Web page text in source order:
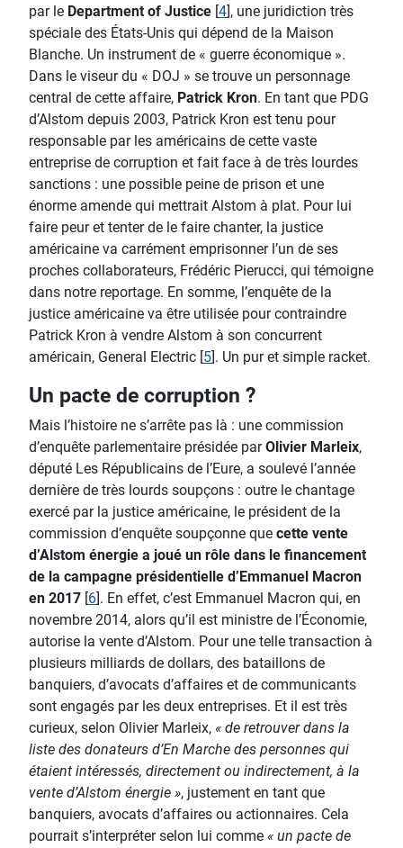
par le Department of Justice [4], une juridiction très
spéciale des États-Unis qui dépend de la Maison
Blanche. Un instrument de « guerre économique ».
Dans le viseur du « DOJ » se trouve un personnage
central de cette affaire, Patrick Kron. En tant que PDG
d’Alstom depuis 2003, Patrick Kron est tenu pour
responsable par les américains de cette vaste
entreprise de corruption et fait face à de très lourdes
sanctions : une possible peine de prison et une
énorme amende qui mettrait Alstom à plat. Pour lui
faire peur et tenter de le faire chanter, la justice
américaine va carrément emprisonner l’un de ses
proches collaborateurs, Frédéric Pierucci, qui témoigne
dans notre reportage. En somme, l’enquête de la
justice américaine va être utilisée pour contraindre
Patrick Kron à vendre Alstom à son concurrent
américain, General Electric [5]. Un pur et simple racket.
Un pacte de corruption ?
Mais l’histoire ne s’arrête pas là : une commission
d’enquête parlementaire présidée parOlivier Marleix,
député Les Républicains de l’Eure, a soulevé l’année
dernière de très lourds soupçons : outre le chantage
exercé par la justice américaine, le président de la
commission d’enquête soupçonne que cette vente
d’Alstom énergie a joué un rôle dans le financement
de la campagne présidentielle d’Emmanuel Macron
en 2017 [6]. En effet, c’est Emmanuel Macron qui, en
novembre 2014, alors qu’il est ministre de l’Économie,
autorise la vente d’Alstom. Pour une telle transaction à
plusieurs milliards de dollars, des bataillons de
banquiers, d’avocats d’affaires et de communicants
sont engagés par les deux entreprises. Et il est très
curieux, selon Olivier Marleix, « de retrouver dans la
liste des donateurs d’En Marche des personnes qui
étaient intéressés, directement ou indirectement, à la
vente d’Alstom énergie », justement en tant que
banquiers, avocats d’affaires ou actionnaires. Cela
pourrait s’interpréter selon lui comme « un pacte de